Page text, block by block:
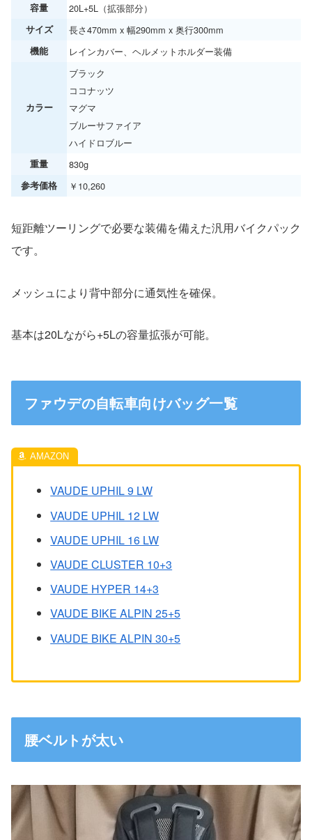
容量 20L+5L（拡張部分）
サイズ 長さ470mm x 幅290mm x 奥行300mm
機能 レインカバー、ヘルメットホルダー装備
カラー
ブラック
ココナッツ
マグマ
ブルーサファイア
ハイドロブルー
重量 830g
参考価格 ￥10,260
短距離ツーリングで必要な装備を備えた汎用バイクパック
です。
メッシュにより背中部分に通気性を確保。
基本は20Lながら+5Lの容量拡張が可能。
ファウデの自転車向けバッグ一覧
VAUDE UPHIL 9 LW
VAUDE UPHIL 12 LW
VAUDE UPHIL 16 LW
VAUDE CLUSTER 10+3
VAUDE HYPER 14+3
VAUDE BIKE ALPIN 25+5
VAUDE BIKE ALPIN 30+5
腰ベルトが太い